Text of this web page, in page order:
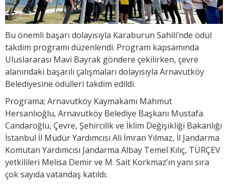
Bu önemli başarı dolayısıyla Karaburun Sahili’nde ödül
takdim programı düzenlendi. Program kapsamında
Uluslararası Mavi Bayrak göndere çekilirken, çevre
alanındaki başarılı çalışmaları dolayısıyla Arnavutköy
Belediyesine ödülleri takdim edildi.
Programa; Arnavutköy Kaymakamı Mahmut
Hersanlıoğlu, Arnavutköy Belediye Başkanı Mustafa
Candaroğlu, Çevre, Şehircilik ve İklim Değişikliği Bakanlığı
İstanbul İl Müdür Yardımcısı Ali İmran Yılmaz, İl Jandarma
Komutan Yardımcısı Jandarma Albay Temel Kılıç, TÜRÇEV
yetkilileri Melisa Demir ve M. Sait Korkmaz’ın yanı sıra
çok sayıda vatandaş katıldı.